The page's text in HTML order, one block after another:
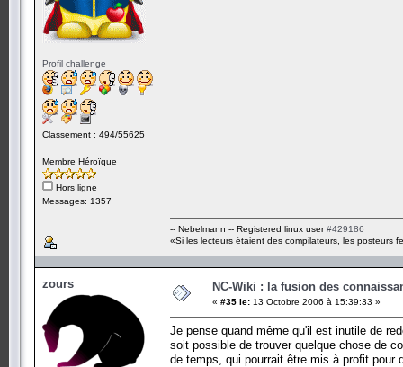
Profil challenge
Classement : 494/55625
Membre Héroïque
Hors ligne
Messages: 1357
-- Nebelmann -- Registered linux user#429186
«Si les lecteurs étaient des compilateurs, les posteurs
zours NC-Wiki : la fusion des
« #35 le: 13 Octobre 2006 à 15:39:33 »
Je pense quand même qu'il est inutile de
soit possible de trouver quelque chose de
de temps, qui pourrait être mis à profit pour